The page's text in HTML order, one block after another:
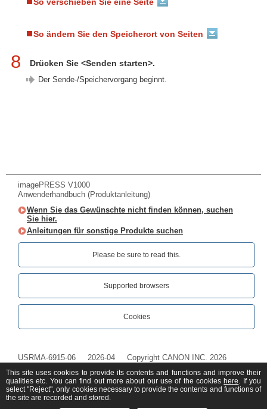
So ändern Sie den Speicherort von Seiten
8 Drücken Sie <Senden starten>.
Der Sende-/Speichervorgang beginnt.
imagePRESS V1000
Anwenderhandbuch (Produktanleitung)
Wenn Sie das Gewünschte nicht finden können, suchen
Sie hier.
Anleitungen für sonstige Produkte suchen
Please be sure to read this.‎
Supported browsers
Cookies
USRMA-6915-06 2026-04 Copyright CANON INC. 2026
This site uses cookies to provide its contents and functions and improve their
qualities etc. You can find out more about our use of the cookies here. If you
select "Reject", only cookies necessary to provide the contents and functions of
the site are recorded and stored.